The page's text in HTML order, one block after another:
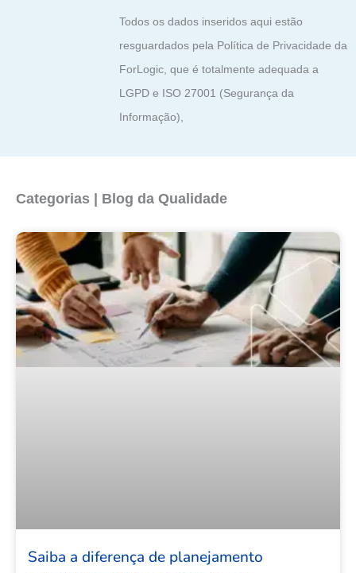
Todos os dados inseridos aqui estão
resguardados pela Política de Privacidade da
ForLogic, que é totalmente adequada a
LGPD e ISO 27001 (Segurança da
Informação),
Categorias | Blog da Qualidade
Saiba a diferença de planejamento